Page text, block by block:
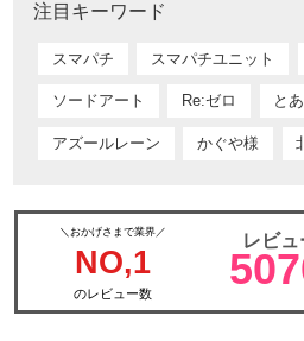
注目キーワード
スマパチ スマパチユニット
ソードアート Re:ゼロ と
アズールレーン かぐや様
＼おかげさまで業界／
NO,1
のレビュー数
レビュ